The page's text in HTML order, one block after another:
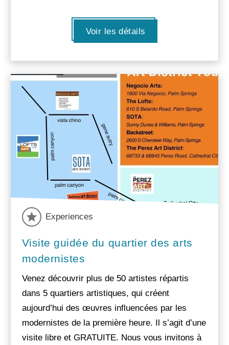
Voir les détails
Experiences
Visite guidée du quartier des arts
modernistes
Venez découvrir plus de 50 artistes répartis
dans 5 quartiers artistiques, qui créent
aujourd’hui des œuvres influencées par les
modernistes de la première heure. Il s’agit d’une
visite libre et GRATUITE. Nous vous invitons à